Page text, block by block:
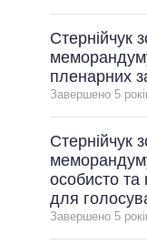
Стернійчук
пленарних
Завершено 5
Стернійчук
особисто та
для
Завершено 5